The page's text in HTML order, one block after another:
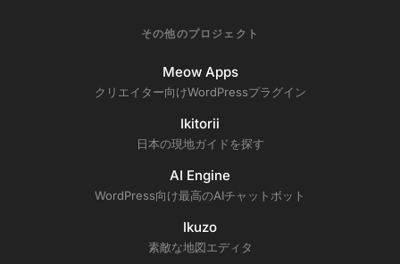
その他のプロジェクト
Meow Apps
クリエイター向けWordPressプラグイン
Ikitorii
日本の現地ガイドを探す
AI Engine
WordPress向け最高のAIチャットボット
Ikuzo
素敵な地図エディタ